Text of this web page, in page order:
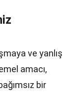
ve yanlış
amacı,
bir